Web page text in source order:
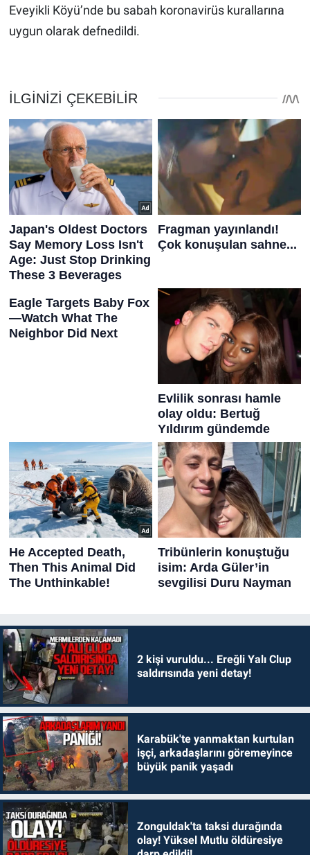
Eveyikli Köyü’nde bu sabah koronavirüs kurallarına
uygun olarak defnedildi.
2 kişi vuruldu... Ereğli Yalı Clup
saldırısında yeni detay!
Karabük'te yanmaktan kurtulan
işçi, arkadaşlarını göremeyince
büyük panik yaşadı
Zonguldak'ta taksi durağında
olay! Yüksel Mutlu öldüresiye